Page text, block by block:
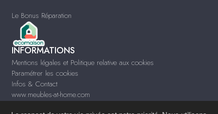
Le Bonus Réparation
INFORMATIONS
Mentions légales et Politique relative aux cookies
Paramétrer les cookies
Infos & Contact
www.meubles-at-home.com